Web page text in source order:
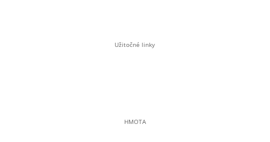
Užitočné linky
HMOTA